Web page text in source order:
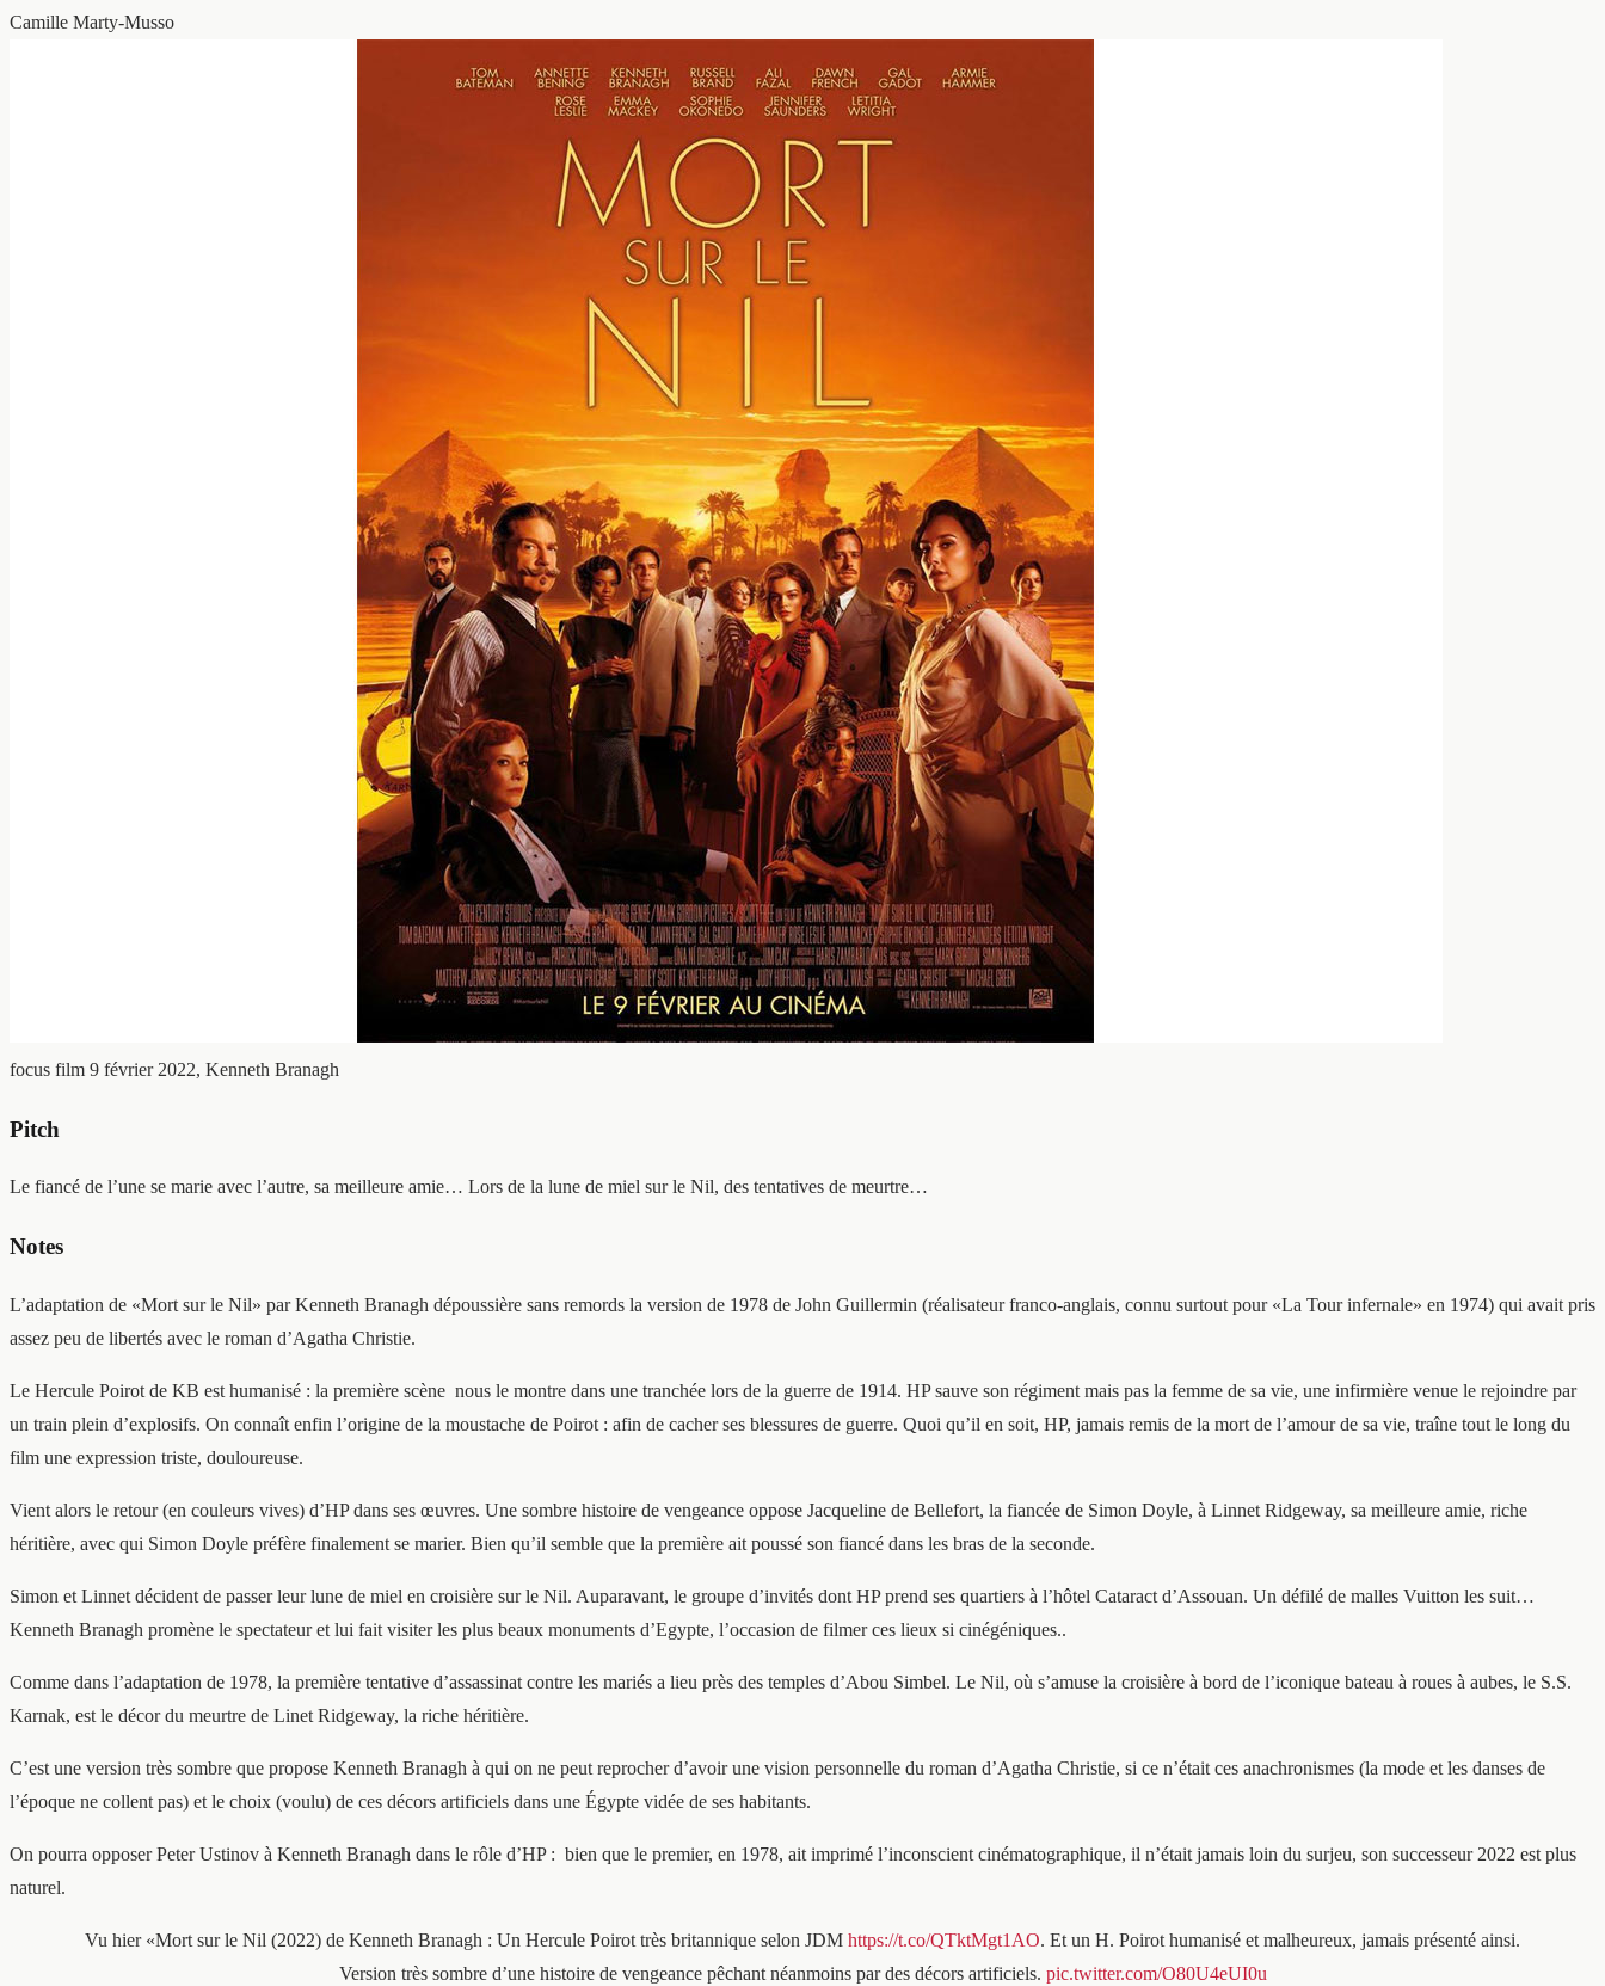
Camille Marty-Musso
focus film 9 février 2022, Kenneth Branagh
Pitch
Le fiancé de l’une se marie avec l’autre, sa meilleure amie… Lors de la lune de miel sur le Nil, des tentatives de meurtre…
Notes
L’adaptation de «Mort sur le Nil» par Kenneth Branagh dépoussière sans remords la version de 1978 de John Guillermin (réalisateur franco-anglais, connu surtout pour «La Tour infernale» en 1974) qui avait pris
assez peu de libertés avec le roman d’Agatha Christie.
Le Hercule Poirot de KB est humanisé : la première scène nous le montre dans une tranchée lors de la guerre de 1914. HP sauve son régiment mais pas la femme de sa vie, une infirmière venue le rejoindre par
un train plein d’explosifs. On connaît enfin l’origine de la moustache de Poirot : afin de cacher ses blessures de guerre. Quoi qu’il en soit, HP, jamais remis de la mort de l’amour de sa vie, traîne tout le long du
film une expression triste, douloureuse.
Vient alors le retour (en couleurs vives) d’HP dans ses œuvres. Une sombre histoire de vengeance oppose Jacqueline de Bellefort, la fiancée de Simon Doyle, à Linnet Ridgeway, sa meilleure amie, riche
héritière, avec qui Simon Doyle préfère finalement se marier. Bien qu’il semble que la première ait poussé son fiancé dans les bras de la seconde.
Simon et Linnet décident de passer leur lune de miel en croisière sur le Nil. Auparavant, le groupe d’invités dont HP prend ses quartiers à l’hôtel Cataract d’Assouan. Un défilé de malles Vuitton les suit…
Kenneth Branagh promène le spectateur et lui fait visiter les plus beaux monuments d’Egypte, l’occasion de filmer ces lieux si cinégéniques..
Comme dans l’adaptation de 1978, la première tentative d’assassinat contre les mariés a lieu près des temples d’Abou Simbel. Le Nil, où s’amuse la croisière à bord de l’iconique bateau à roues à aubes, le S.S.
Karnak, est le décor du meurtre de Linet Ridgeway, la riche héritière.
C’est une version très sombre que propose Kenneth Branagh à qui on ne peut reprocher d’avoir une vision personnelle du roman d’Agatha Christie, si ce n’était ces anachronismes (la mode et les danses de
l’époque ne collent pas) et le choix (voulu) de ces décors artificiels dans une Égypte vidée de ses habitants.
On pourra opposer Peter Ustinov à Kenneth Branagh dans le rôle d’HP : bien que le premier, en 1978, ait imprimé l’inconscient cinématographique, il n’était jamais loin du surjeu, son successeur 2022 est plus
naturel.
Vu hier «Mort sur le Nil (2022) de Kenneth Branagh : Un Hercule Poirot très britannique selon JDM https://t.co/QTktMgt1AO. Et un H. Poirot humanisé et malheureux, jamais présenté ainsi.
Version très sombre d’une histoire de vengeance pêchant néanmoins par des décors artificiels. pic.twitter.com/O80U4eUI0u